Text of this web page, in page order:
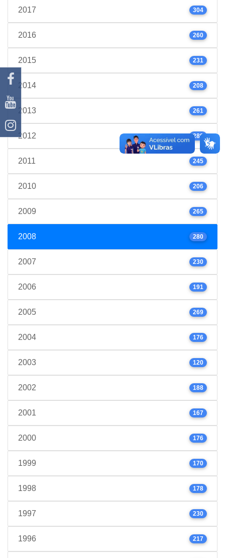
2017 304
2016 260
2015 231
2014 208
2013 261
2012 289
2011 245
2010 206
2009 265
2008 280
2007 230
2006 191
2005 269
2004 176
2003 120
2002 188
2001 167
2000 176
1999 170
1998 178
1997 230
1996 217